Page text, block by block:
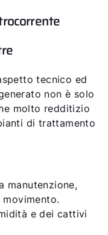
tecnico ed
non è solo
molto redditizio
di trattamento
manutenzione,
e dei cattivi